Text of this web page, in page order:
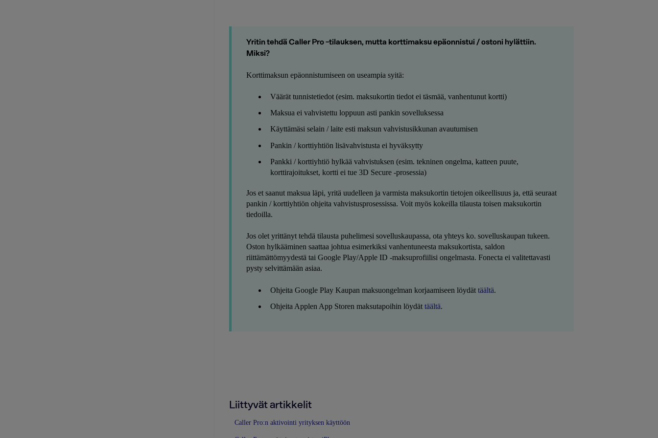
Yritin tehdä Caller Pro -tilauksen, mutta korttimaksu epäonnistui / ostoni hylättiin.
Miksi?
Korttimaksun epäonnistumiseen on useampia syitä:
Väärät tunnistetiedot (esim. maksukortin tiedot ei täsmää, vanhentunut kortti)
Maksua ei vahvistettu loppuun asti pankin sovelluksessa
Käyttämäsi selain / laite esti maksun vahvistusikkunan avautumisen
Pankin / korttiyhtiön lisävahvistusta ei hyväksytty
Pankki / korttiyhtiö hylkää vahvistuksen (esim. tekninen ongelma, katteen puute,
korttirajoitukset, kortti ei tue 3D Secure -prosessia)
Jos et saanut maksua läpi, yritä uudelleen ja varmista maksukortin tietojen oikeellisuus ja, että seuraat
pankin / korttiyhtiön ohjeita vahvistusprosessissa. Voit myös kokeilla tilausta toisen maksukortin
tiedoilla.
Jos olet yrittänyt tehdä tilausta puhelimesi sovelluskaupassa, ota yhteys ko. sovelluskaupan tukeen.
Oston hylkääminen saattaa johtua esimerkiksi vanhentuneesta maksukortista, saldon
riittämättömyydestä tai Google Play/Apple ID -maksuprofiilisi ongelmasta. Fonecta ei valitettavasti
pysty selvittämään asiaa.
Ohjeita Google Play Kaupan maksuongelman korjaamiseen löydät täältä.
Ohjeita Applen App Storen maksutapoihin löydät täältä.
Liittyvät artikkelit
Caller Pro:n aktivointi yrityksen käyttöön